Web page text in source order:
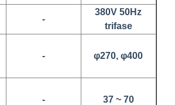
-
380V 50Hz
trifase
- φ270, φ400
- 37 ~ 70